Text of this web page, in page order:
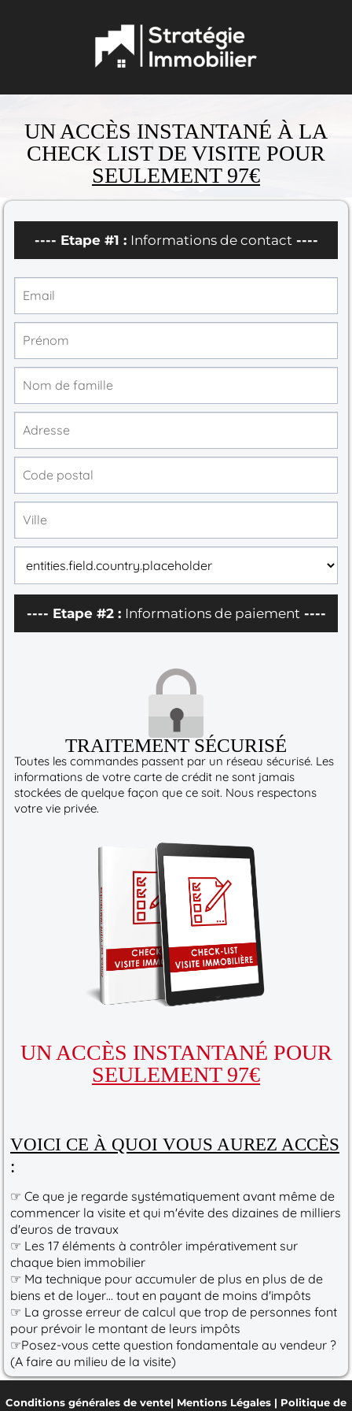
UN ACCÈS INSTANTANÉ À LA
CHECK LIST DE VISITE POUR
SEULEMENT 97€
---- Etape #1 : Informations de contact ----
---- Etape #2 : Informations de paiement ----
TRAITEMENT SÉCURISÉ
Toutes les commandes passent par un réseau sécurisé. Les
informations de votre carte de crédit ne sont jamais
stockées de quelque façon que ce soit. Nous respectons
votre vie privée.
UN ACCÈS INSTANTANÉ POUR
SEULEMENT 97€
VOICI CE À QUOI VOUS AUREZ ACCÈS
:
☞ Ce que je regarde systématiquement avant même de
commencer la visite et qui m'évite des dizaines de milliers
d'euros de travaux
☞ Les 17 éléments à contrôler impérativement sur
chaque bien immobilier
☞ Ma technique pour accumuler de plus en plus de de
biens et de loyer… tout en payant de moins d'impôts
☞ La grosse erreur de calcul que trop de personnes font
pour prévoir le montant de leurs impôts
☞Posez-vous cette question fondamentale au vendeur ?
(A faire au milieu de la visite)
Conditions générales de vente| Mentions Légales | Politique de